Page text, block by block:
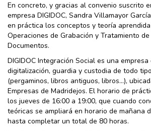
En concreto, y gracias al convenio suscrito
empresa DIGIDOC, Sandra Villamayor
en práctica los conceptos y teoría
Operaciones de Grabación y Tratamiento
Documentos.
DIGIDOC Integración Social es una
digitalización, guardia y custodia de todo
(pergaminos, libros antiguos, libros...),
Empresas de Madridejos. El horario de
los jueves de 16:00 a 19:00, que cuando
teóricas se ampliará en horario de mañana
hasta completar un total de 80 horas.